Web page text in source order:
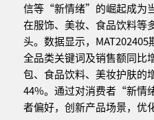
信等“新情绪”的崛起成为
在服饰、美妆、食品饮料等
头。数据显示，
全品类关键词及销售额同比
包、食品饮料、美妆护肤的
44%。通过对消费者“新情
者偏好，创新产品场景，优